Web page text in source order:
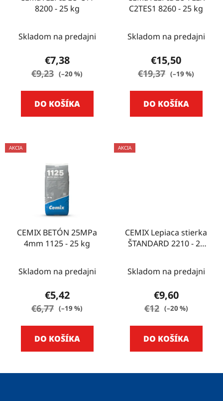
8200 - 25 kg
Skladom na predajni
€7,38
€9,23 (–20 %)
DO KOŠÍKA
C2TES1 8260 - 25 kg
Skladom na predajni
€15,50
€19,37 (–19 %)
DO KOŠÍKA
AKCIA
CEMIX BETÓN 25MPa
4mm 1125 - 25 kg
Skladom na predajni
€5,42
€6,77 (–19 %)
DO KOŠÍKA
AKCIA
CEMIX Lepiaca stierka
ŠTANDARD 2210 - 25
Skladom na predajni
€9,60
€12 (–20 %)
DO KOŠÍKA
Z